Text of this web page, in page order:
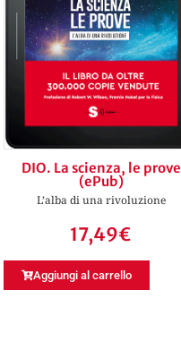
DIO. La scienza, le prove
(ePub)
L’alba di una rivoluzione
17,49€
Aggiungi al carrello